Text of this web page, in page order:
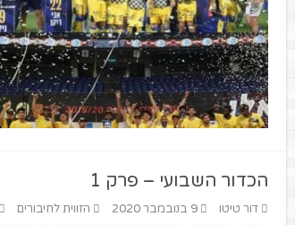
הכדור השבועי – פרק 1
דור טיטו 9 בנובמבר 2020 הזווית לחיבורים